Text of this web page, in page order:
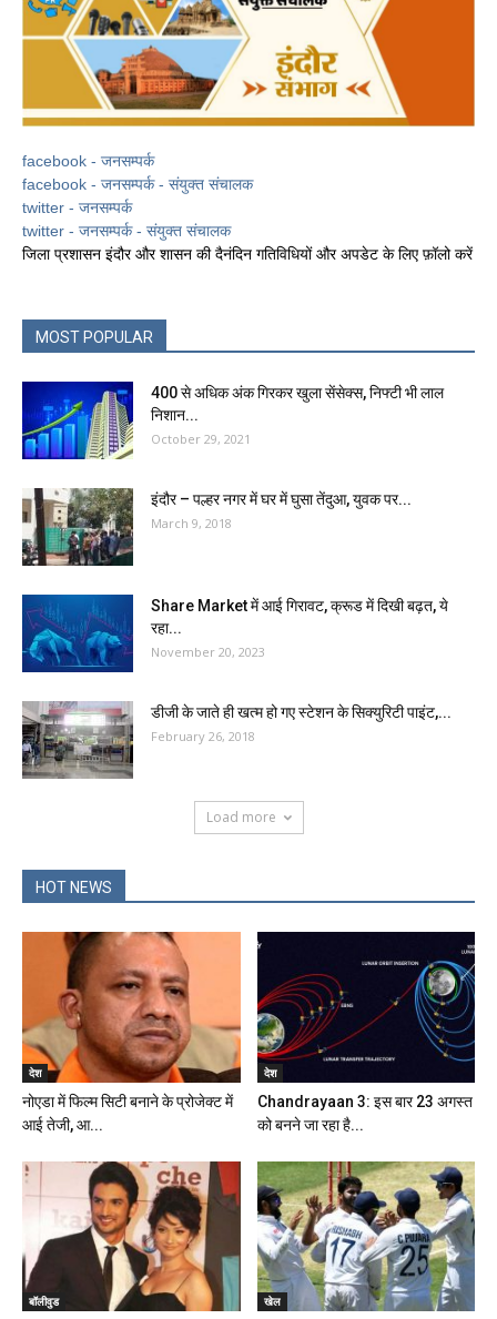
facebook - जनसम्पर्क
facebook - जनसम्पर्क - संयुक्त संचालक
twitter - जनसम्पर्क
twitter - जनसम्पर्क - संयुक्त संचालक
जिला प्रशासन इंदौर और शासन की दैनंदिन गतिविधियों और अपडेट के लिए फ़ॉलो करें
MOST POPULAR
400 से अधिक अंक गिरकर खुला सेंसेक्स, निफ्टी भी लाल
निशान...
October 29, 2021
इंदौर – पल्हर नगर में घर में घुसा तेंदुआ, युवक पर...
March 9, 2018
Share Market में आई गिरावट, क्रूड में दिखी बढ़त, ये
रहा...
November 20, 2023
डीजी के जाते ही खत्म हो गए स्टेशन के सिक्युरिटी पाइंट,...
February 26, 2018
Load more
HOT NEWS
देश
नोएडा में फिल्म सिटी बनाने के प्रोजेक्ट में
आई तेजी, आ...
देश
Chandrayaan 3: इस बार 23 अगस्त
को बनने जा रहा है...
बॉलीवुड खेल